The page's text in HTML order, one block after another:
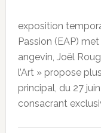
exposition
Passion (EAP)
angevin, Joël
l’Art » propose
principal, du 27
consacrant